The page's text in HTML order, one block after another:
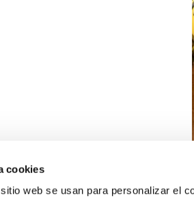
cookies
web se usan para personalizar el